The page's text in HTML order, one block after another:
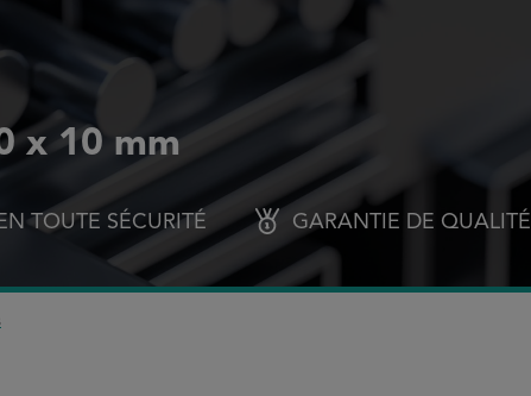
x 10 mm
TOUTE SÉCURITÉ GARANTIE DE QUALITÉ